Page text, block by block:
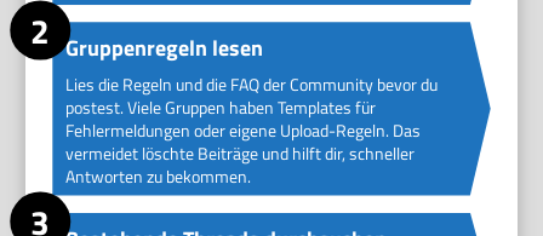
Gruppenregeln lesen
Lies die Regeln und die FAQ der Community bevor du
postest. Viele Gruppen haben Templates für
Fehlermeldungen oder eigene Upload-Regeln. Das
vermeidet löschte Beiträge und hilft dir, schneller
Antworten zu bekommen.